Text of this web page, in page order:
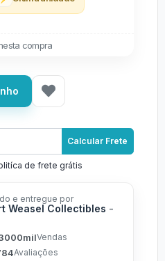
compra
Calcular Frete
de frete grátis
e entregue por
Weasel Collectibles -
Vendas
Avaliações